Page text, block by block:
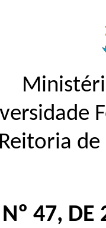
de
47,